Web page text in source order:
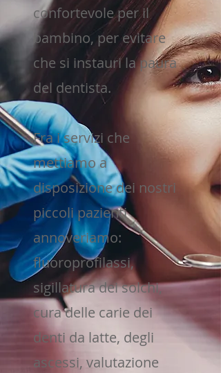
confortevole per il
bambino, per evitare
che si instauri la paura
del dentista.
Fra i servizi che
mettiamo a
disposizione dei nostri
piccoli pazienti
annoveriamo:
fluoroprofilassi,
sigillatura dei solchi,
cura delle carie dei
denti da latte, degli
ascessi, valutazione